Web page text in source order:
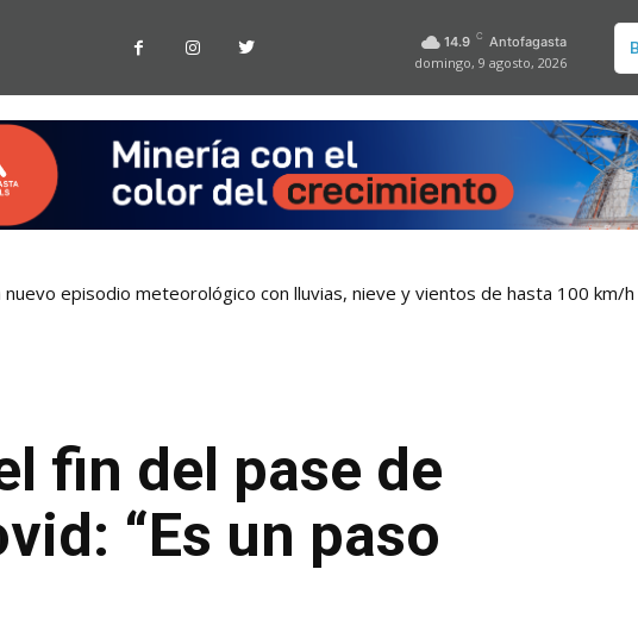
14.9 C Antofagasta
domingo, 9 agosto, 2026
episodio meteorológico con lluvias, nieve y vientos de hasta 100 km/h
con tarjetas bancarias en las micros de Antofagasta
fin del pase de
“Es un paso